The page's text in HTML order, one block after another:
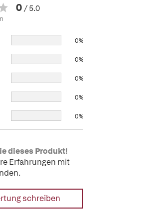
0 / 5.0
0%
0%
0%
0%
0%
dieses Produkt!
Erfahrungen mit
schreiben